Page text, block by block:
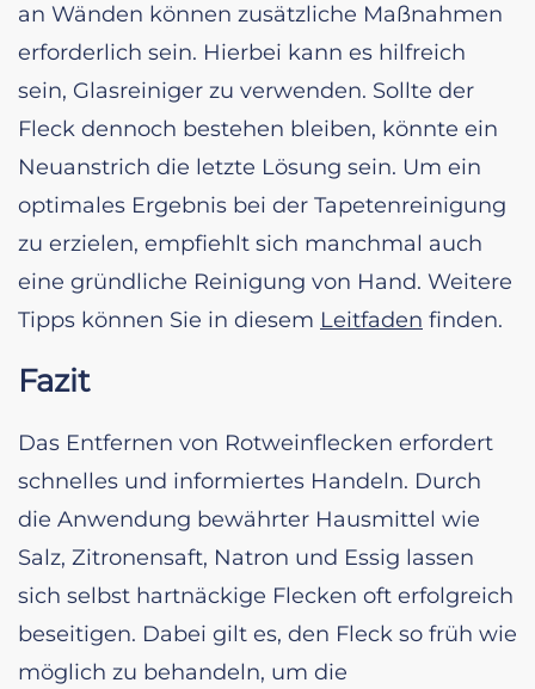
an Wänden können zusätzliche Maßnahmen
erforderlich sein. Hierbei kann es hilfreich
sein, Glasreiniger zu verwenden. Sollte der
Fleck dennoch bestehen bleiben, könnte ein
Neuanstrich die letzte Lösung sein. Um ein
optimales Ergebnis bei der Tapetenreinigung
zu erzielen, empfiehlt sich manchmal auch
eine gründliche Reinigung von Hand. Weitere
Tipps können Sie in diesem Leitfaden finden.
Fazit
Das Entfernen von Rotweinflecken erfordert
schnelles und informiertes Handeln. Durch
die Anwendung bewährter Hausmittel wie
Salz, Zitronensaft, Natron und Essig lassen
sich selbst hartnäckige Flecken oft erfolgreich
beseitigen. Dabei gilt es, den Fleck so früh wie
möglich zu behandeln, um die